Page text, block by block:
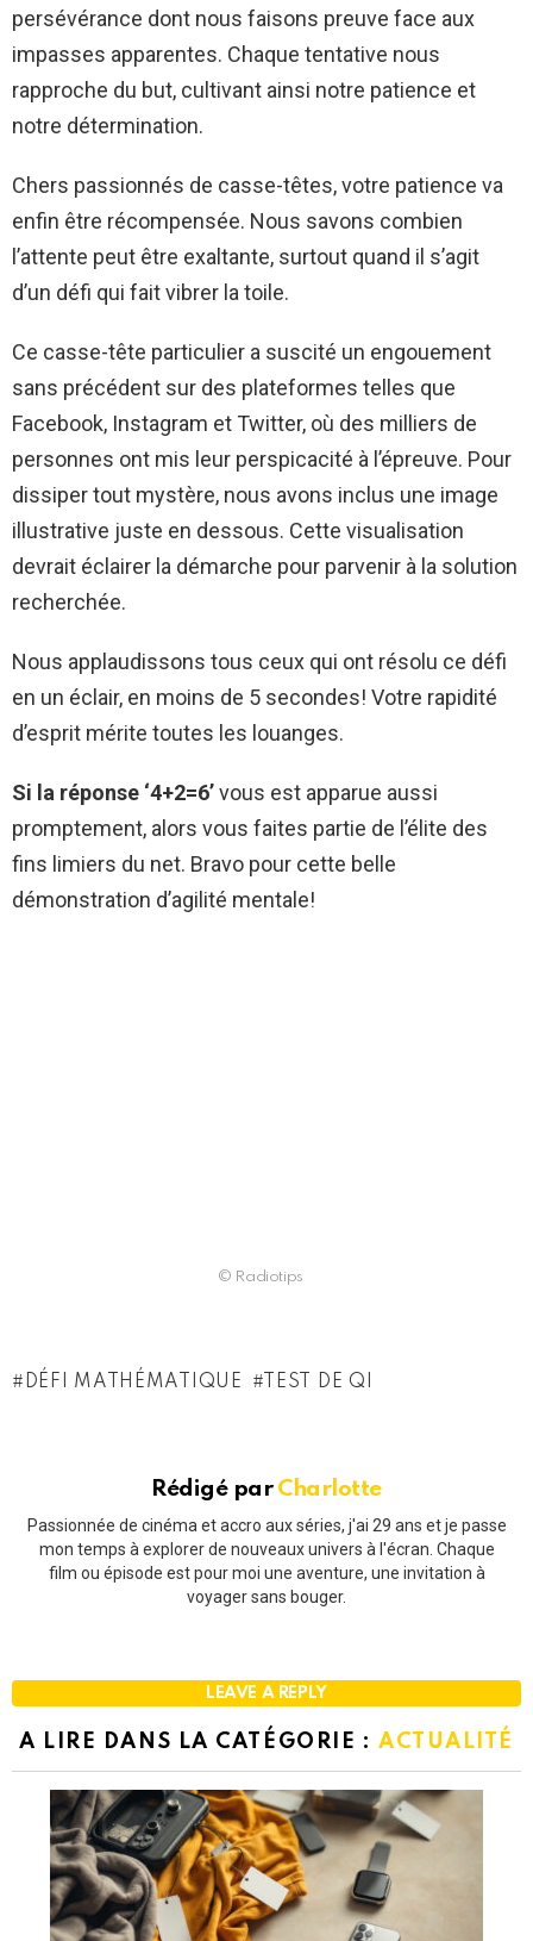
persévérance dont nous faisons preuve face aux
impasses apparentes. Chaque tentative nous
rapproche du but, cultivant ainsi notre patience et
notre détermination.
Chers passionnés de casse-têtes, votre patience va
enfin être récompensée. Nous savons combien
l’attente peut être exaltante, surtout quand il s’agit
d’un défi qui fait vibrer la toile.
Ce casse-tête particulier a suscité un engouement
sans précédent sur des plateformes telles que
Facebook, Instagram et Twitter, où des milliers de
personnes ont mis leur perspicacité à l’épreuve. Pour
dissiper tout mystère, nous avons inclus une image
illustrative juste en dessous. Cette visualisation
devrait éclairer la démarche pour parvenir à la solution
recherchée.
Nous applaudissons tous ceux qui ont résolu ce défi
en un éclair, en moins de 5 secondes! Votre rapidité
d’esprit mérite toutes les louanges.
Si la réponse ‘4+2=6’vous est apparue aussi
promptement, alors vous faites partie de l’élite des
fins limiers du net. Bravo pour cette belle
démonstration d’agilité mentale!
© Radiotips
DÉFI MATHÉMATIQUE TEST DE QI
Rédigé par Charlotte
Passionnée de cinéma et accro aux séries, j'ai 29 ans et je passe
mon temps à explorer de nouveaux univers à l'écran. Chaque
film ou épisode est pour moi une aventure, une invitation à
voyager sans bouger.
LEAVE A REPLY
A LIRE DANS LA CATÉGORIE : ACTUALITÉ